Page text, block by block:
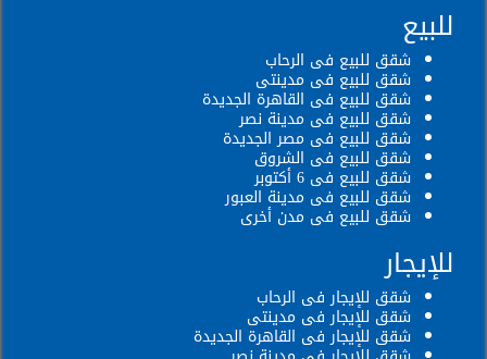
للبيع
شقق للبيع فى الرحاب
شقق للبيع فى مدينتى
شقق للبيع فى القاهرة الجديدة
شقق للبيع فى مدينة نصر
شقق للبيع فى مصر الجديدة
شقق للبيع فى الشروق
شقق للبيع فى 6 أكتوبر
شقق للبيع فى مدينة العبور
شقق للبيع فى مدن أخرى
للإيجار
شقق للإيجار فى الرحاب
شقق للإيجار فى مدينتى
شقق للإيجار فى القاهرة الجديدة